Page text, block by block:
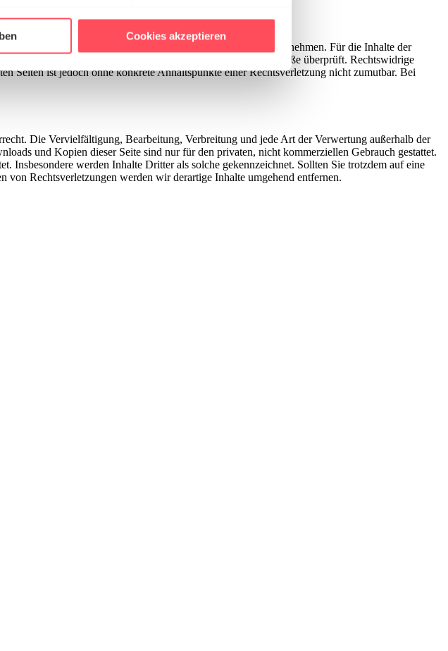
Funktionen für soziale Medien anbieten zu können
wir Informationen zu Ihrer Verwendung unserer
weiter. Unsere Partner führen diese Informationen
haben oder die sie im Rahmen Ihrer Nutzung
Cookies akzeptieren
können wir für diese fremden Inhalte auch keine Gewähr übernehmen. Für die Inhalte der
zum Zeitpunkt der Verlinkung auf mögliche Rechtsverstöße überprüft. Rechtswidrige
Seiten ist jedoch ohne konkrete Anhaltspunkte einer Rechtsverletzung nicht zumutbar. Bei
Die Vervielfältigung, Bearbeitung, Verbreitung und jede Art der Verwertung außerhalb der
und Kopien dieser Seite sind nur für den privaten, nicht kommerziellen Gebrauch gestattet.
Insbesondere werden Inhalte Dritter als solche gekennzeichnet. Sollten Sie trotzdem auf eine
Rechtsverletzungen werden wir derartige Inhalte umgehend entfernen.